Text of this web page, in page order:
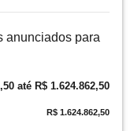
anunciados para
até R$ 1.624.862,50
R$ 1.624.862,50